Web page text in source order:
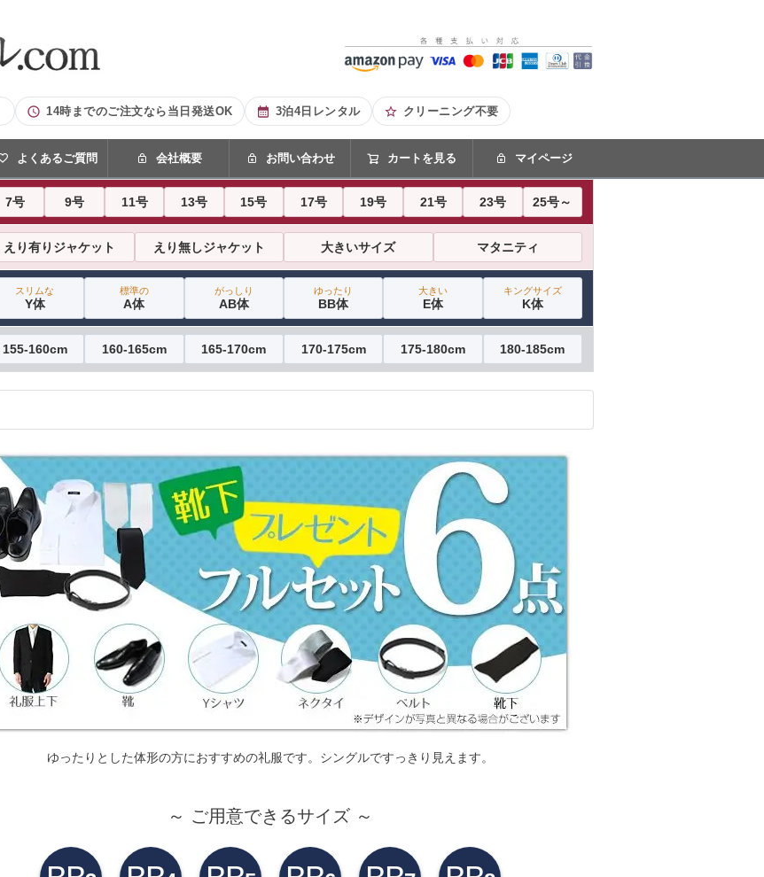
14時までのご注文なら当日発送OK 3泊4日レンタル クリーニング不要
よくあるご質問 会社概要 お問い合わせ カートを見る マイページ
7号 9号 11号 13号 15号 17号 19号 21号 23号 25号～
えり有りジャケット えり無しジャケット 大きいサイズ マタニティ
スリムな
Y体
標準の
A体
がっしり
AB体
ゆったり
BB体
大きい
E体
キングサイズ
K体
155-160cm 160-165cm 165-170cm 170-175cm 175-180cm 180-185cm
ゆったりとした体形の方におすすめの礼服です。シングルですっきり見えます。
～ ご用意できるサイズ ～